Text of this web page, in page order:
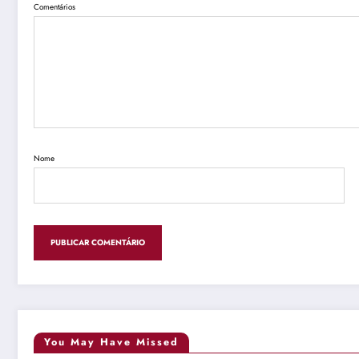
Comentários
Nome
You May Have Missed